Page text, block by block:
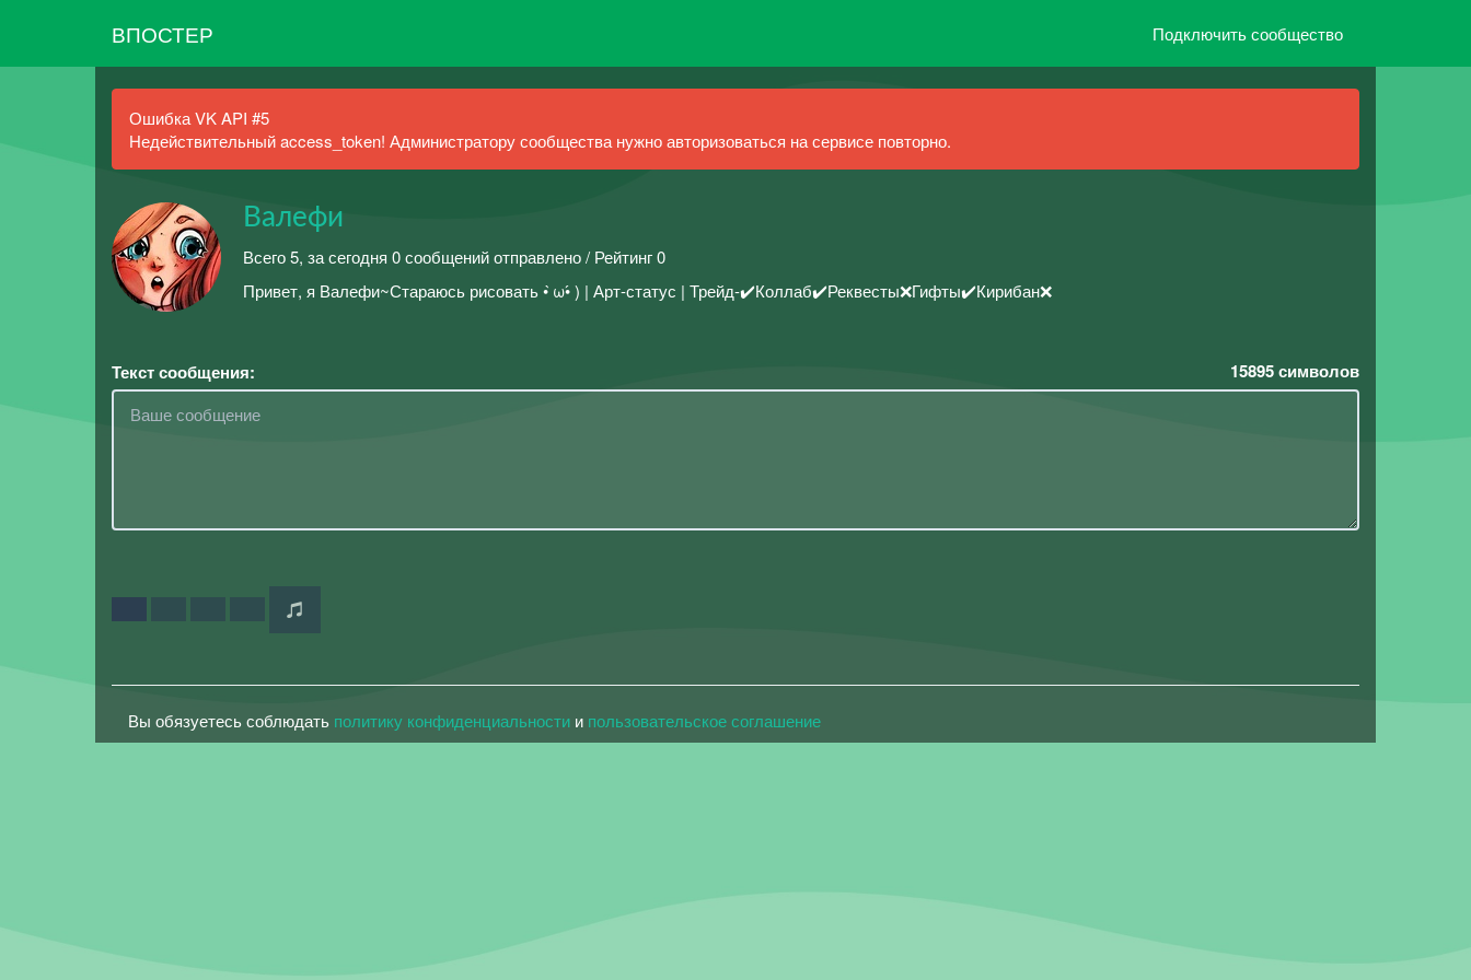
ВПОСТЕР Подключить сообщество
Ошибка VK API #5
Недействительный access_token! Администратору сообщества нужно авторизоваться на сервисе повторно.
Валефи
Всего 5, за сегодня 0 сообщений отправлено / Рейтинг 0
Привет, я Валефи~Стараюсь рисовать • ̀ω•́ ) | Арт-статус | Трейд-✔️Коллаб✔️Реквесты❌Гифты✔️Кирибан❌
Текст сообщения: 15895символов
Вы обязуетесь соблюдать политику конфиденциальности и пользовательское соглашение